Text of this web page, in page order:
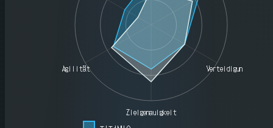
Verteidigung
Zielgenauigkeit
Agilität